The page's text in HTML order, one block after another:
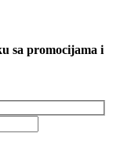
sa promocijama i